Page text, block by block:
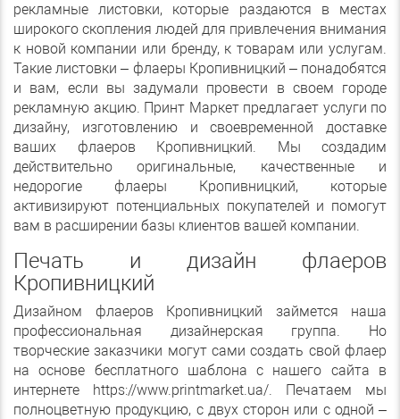
рекламные листовки, которые раздаются в местах
широкого скопления людей для привлечения внимания
к новой компании или бренду, к товарам или услугам.
Такие листовки – флаеры Кропивницкий – понадобятся
и вам, если вы задумали провести в своем городе
рекламную акцию. Принт Маркет предлагает услуги по
дизайну, изготовлению и своевременной доставке
ваших флаеров Кропивницкий. Мы создадим
действительно оригинальные, качественные и
недорогие флаеры Кропивницкий, которые
активизируют потенциальных покупателей и помогут
вам в расширении базы клиентов вашей компании.
Печать и дизайн флаеров
Кропивницкий
Дизайном флаеров Кропивницкий займется наша
профессиональная дизайнерская группа. Но
творческие заказчики могут сами создать свой флаер
на основе бесплатного шаблона с нашего сайта в
интернете https://www.printmarket.ua/. Печатаем мы
полноцветную продукцию, с двух сторон или с одной –